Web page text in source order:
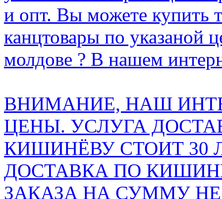
и опт. Вы можете купить
канцтовары по указаной
молдове ? В нашем
ВНИМАНИЕ, НАШ
ЦЕНЫ. УСЛУГА
КИШИНЁВУ СТОИТ 30
ДОСТАВКА ПО
ЗАКАЗА НА СУММУ НЕ